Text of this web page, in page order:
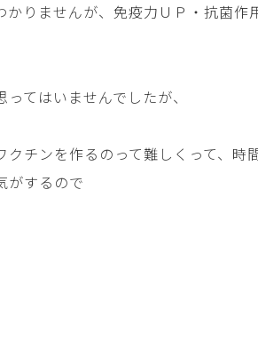
りませんが、免疫力ＵＰ・抗菌作
てはいませんでしたが、
チンを作るのって難しくって、時
がするので